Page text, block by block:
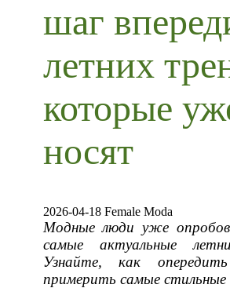
шаг
летних
которые
носят
2026-04-18 Female Moda
Модные люди уже
самые актуальные
Узнайте, как
примерить самые стильные